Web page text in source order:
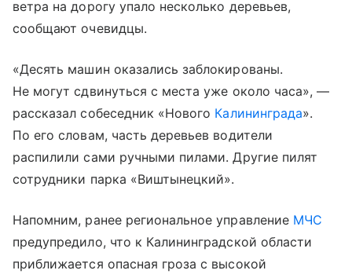
ветра на дорогу упало несколько деревьев,
сообщают очевидцы.
«Десять машин оказались заблокированы.
Не могут сдвинуться с места уже около часа», —
рассказал собеседник «Нового Калининграда».
По его словам, часть деревьев водители
распилили сами ручными пилами. Другие пилят
сотрудники парка «Виштынецкий».
Напомним, ранее региональное управление МЧС
предупредило, что к Калининградской области
приближается опасная гроза с высокой